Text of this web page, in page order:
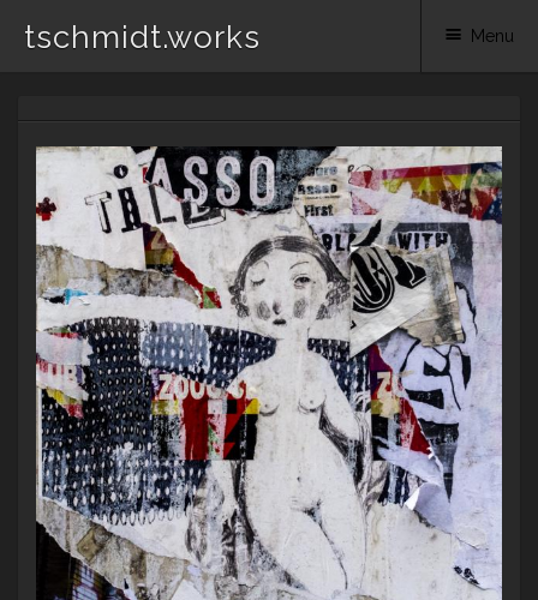
tschmidt.works Menu
content